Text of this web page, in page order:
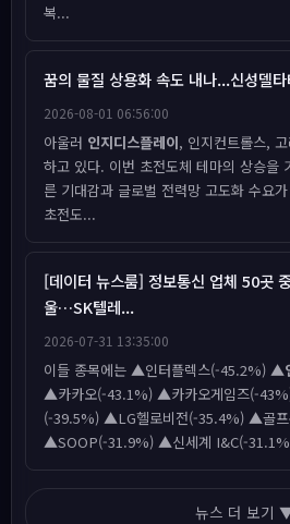
복...
꿈의 물질 상용화 속도 내나...신성델
2026-08-01 06:56:00
아울러 인지디스플레이, 인지컨트롤스,
하고 있다. 이번 초전도체 테마의 상승을
른 기대감과 글로벌 전력망 고도화 수요
초전도...
[데이터 뉴스룸] 정보통신 업체 50곳
울…SK텔레...
2026-07-31 13:35:00
이들 종목에는 ▲인터플렉스(-45.2%) ▲
▲카카오(-43.1%) ▲카카오게임즈(-
(-39.5%) ▲LG헬로비전(-35.4%) ▲골
▲SOOP(-31.9%) ▲신세계 I&C(-
뉴스 더 보기